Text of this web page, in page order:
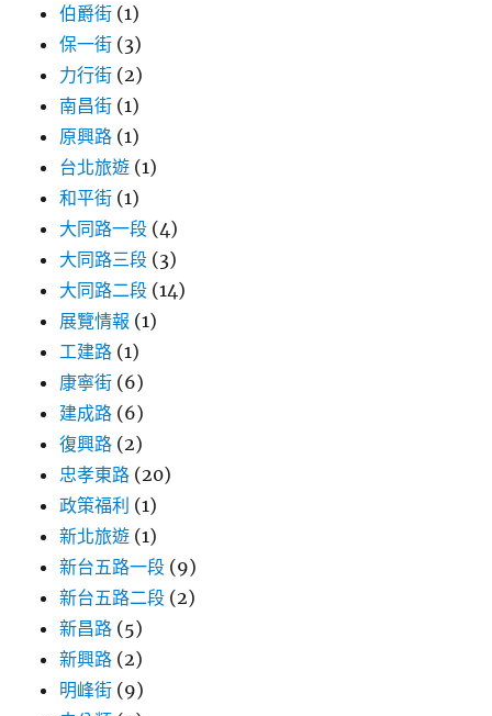
伯爵街 (1)
保一街 (3)
力行街 (2)
南昌街 (1)
原興路 (1)
台北旅遊 (1)
和平街 (1)
大同路一段 (4)
大同路三段 (3)
大同路二段 (14)
展覽情報 (1)
工建路 (1)
康寧街 (6)
建成路 (6)
復興路 (2)
忠孝東路 (20)
政策福利 (1)
新北旅遊 (1)
新台五路一段 (9)
新台五路二段 (2)
新昌路 (5)
新興路 (2)
明峰街 (9)